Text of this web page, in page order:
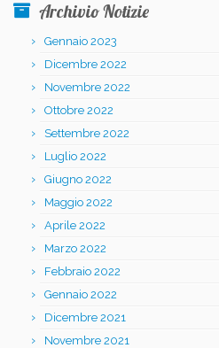
Archivio Notizie
Gennaio 2023
Dicembre 2022
Novembre 2022
Ottobre 2022
Settembre 2022
Luglio 2022
Giugno 2022
Maggio 2022
Aprile 2022
Marzo 2022
Febbraio 2022
Gennaio 2022
Dicembre 2021
Novembre 2021